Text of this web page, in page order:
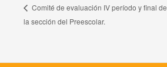
Comité de evaluación IV período y final de
la sección del Preescolar.